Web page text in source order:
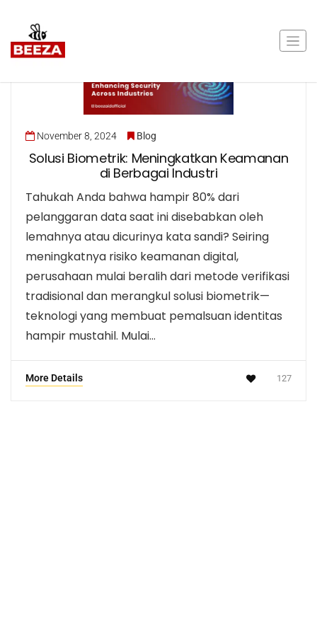
November 8, 2024 Blog
Solusi Biometrik: Meningkatkan Keamanan
di Berbagai Industri
Tahukah Anda bahwa hampir 80% dari
pelanggaran data saat ini disebabkan oleh
lemahnya atau dicurinya kata sandi? Seiring
meningkatnya risiko keamanan digital,
perusahaan mulai beralih dari metode verifikasi
tradisional dan merangkul solusi biometrik—
teknologi yang membuat pemalsuan identitas
hampir mustahil. Mulai…
More Details 127